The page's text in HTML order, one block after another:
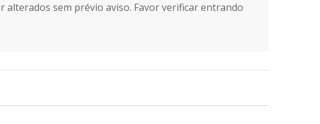
alterados sem prévio aviso. Favor verificar entrando